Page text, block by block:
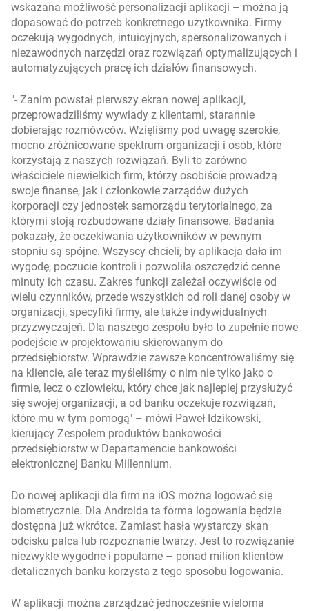
wskazana możliwość personalizacji aplikacji – można ją
dopasować do potrzeb konkretnego użytkownika. Firmy
oczekują wygodnych, intuicyjnych, spersonalizowanych i
niezawodnych narzędzi oraz rozwiązań optymalizujących i
automatyzujących pracę ich działów finansowych.
- Zanim powstał pierwszy ekran nowej aplikacji,
przeprowadziliśmy wywiady z klientami, starannie
dobierając rozmówców. Wzięliśmy pod uwagę szerokie,
mocno zróżnicowane spektrum organizacji i osób, które
korzystają z naszych rozwiązań. Byli to zarówno
właściciele niewielkich firm, którzy osobiście prowadzą
swoje finanse, jak i członkowie zarządów dużych
korporacji czy jednostek samorządu terytorialnego, za
którymi stoją rozbudowane działy finansowe. Badania
pokazały, że oczekiwania użytkowników w pewnym
stopniu są spójne. Wszyscy chcieli, by aplikacja dała im
wygodę, poczucie kontroli i pozwoliła oszczędzić cenne
minuty ich czasu. Zakres funkcji zależał oczywiście od
wielu czynników, przede wszystkich od roli danej osoby w
organizacji, specyfiki firmy, ale także indywidualnych
przyzwyczajeń. Dla naszego zespołu było to zupełnie nowe
podejście w projektowaniu skierowanym do
przedsiębiorstw. Wprawdzie zawsze koncentrowaliśmy się
na kliencie, ale teraz myśleliśmy o nim nie tylko jako o
firmie, lecz o człowieku, który chce jak najlepiej przysłużyć
się swojej organizacji, a od banku oczekuje rozwiązań,
które mu w tym pomogą – mówi Paweł Idzikowski,
kierujący Zespołem produktów bankowości
przedsiębiorstw w Departamencie bankowości
elektronicznej Banku Millennium.
Do nowej aplikacji dla firm na iOS można logować się
biometrycznie. Dla Androida ta forma logowania będzie
dostępna już wkrótce. Zamiast hasła wystarczy skan
odcisku palca lub rozpoznanie twarzy. Jest to rozwiązanie
niezwykle wygodne i popularne – ponad milion klientów
detalicznych banku korzysta z tego sposobu logowania.
W aplikacji można zarządzać jednocześnie wieloma